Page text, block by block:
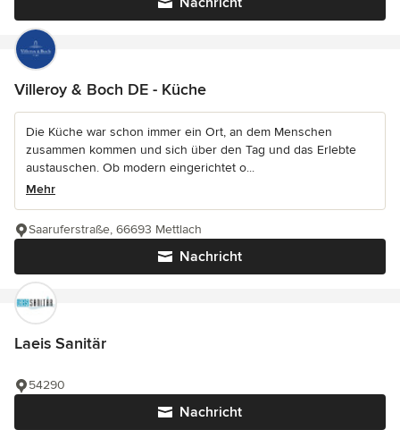
Villeroy & Boch DE - Küche
Die Küche war schon immer ein Ort, an dem Menschen
zusammen kommen und sich über den Tag und das Erlebte
austauschen. Ob modern eingerichtet o...
Mehr
Nachricht
Saaruferstraße, 66693 Mettlach
Laeis Sanitär
Nachricht
54290